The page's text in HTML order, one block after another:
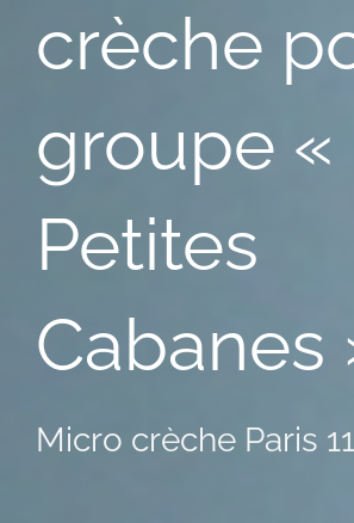
crèche
groupe «
Petites
Cabanes
Micro crèche Paris 11